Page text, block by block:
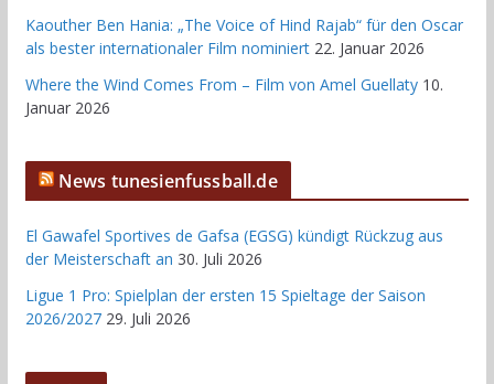
Kaouther Ben Hania: „The Voice of Hind Rajab“ für den Oscar
als bester internationaler Film nominiert 22. Januar 2026
Where the Wind Comes From – Film von Amel Guellaty 10.
Januar 2026
News tunesienfussball.de
El Gawafel Sportives de Gafsa (EGSG) kündigt Rückzug aus
der Meisterschaft an 30. Juli 2026
Ligue 1 Pro: Spielplan der ersten 15 Spieltage der Saison
2026/2027 29. Juli 2026